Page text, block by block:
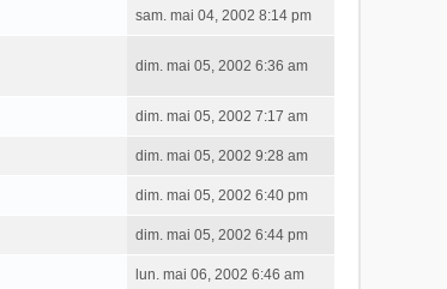
sam. mai 04, 2002 8:14 pm
dim. mai 05, 2002 6:36 am
dim. mai 05, 2002 7:17 am
dim. mai 05, 2002 9:28 am
dim. mai 05, 2002 6:40 pm
dim. mai 05, 2002 6:44 pm
lun. mai 06, 2002 6:46 am